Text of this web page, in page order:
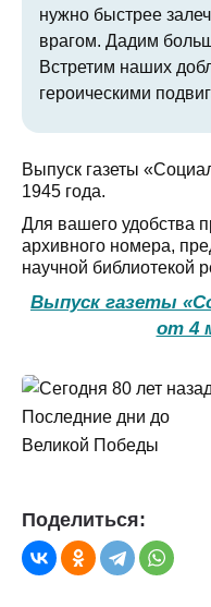
нужно быстрее
врагом. Дадим
Встретим наших
героическими
Выпуск газеты
1945 года.
Для вашего удобства
архивного номера,
научной библиотекой
Выпуск газеты
от 4
Поделиться: